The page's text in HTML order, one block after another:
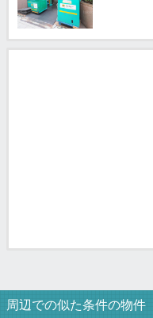
周辺での似た条件の物件